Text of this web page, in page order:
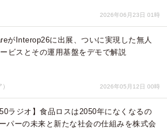
2026年06月23日 01時
がInterop26に出展、ついに実現した無人
ビスとその運用基盤をデモで解説
2026年05月12日 00時
ラジオ】食品ロスは2050年になくなるの
パーの未来と新たな社会の仕組みを株式会